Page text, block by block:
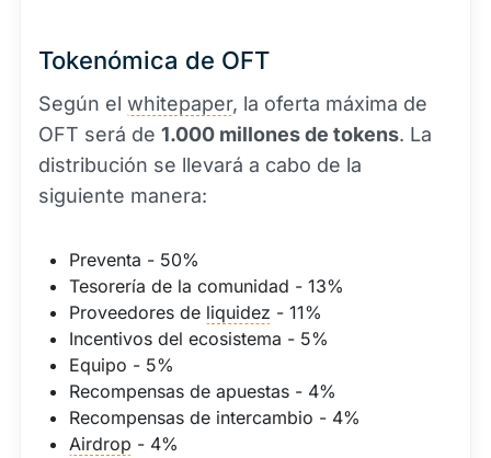
Tokenómica de OFT
Según el whitepaper, la oferta máxima de
OFT será de 1.000 millones de tokens. La
distribución se llevará a cabo de la
siguiente manera:
Preventa - 50%
Tesorería de la comunidad - 13%
Proveedores de liquidez - 11%
Incentivos del ecosistema - 5%
Equipo - 5%
Recompensas de apuestas - 4%
Recompensas de intercambio - 4%
Airdrop - 4%